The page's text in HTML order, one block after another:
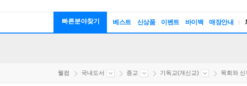
빠른분야찾기 베스트 신상품 이벤트 바이백 매장안내
웰컴 국내도서 종교 기독교(개신교) 목회와 신